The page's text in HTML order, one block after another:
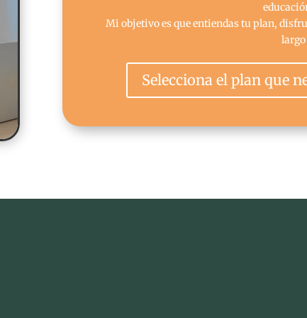
Mi objetivo es que entiendas tu plan,
Selecciona el plan que